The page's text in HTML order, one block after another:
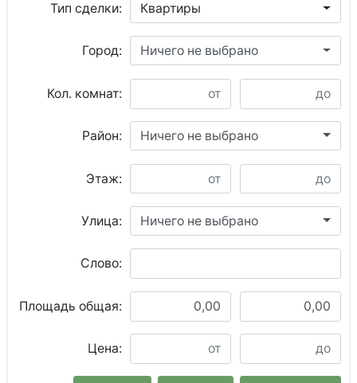
Тип сделки: Квартиры
Город: Ничего не выбрано
Кол. комнат:
Район: Ничего не выбрано
Этаж:
Улица: Ничего не выбрано
Слово:
Площадь общая:
Цена: